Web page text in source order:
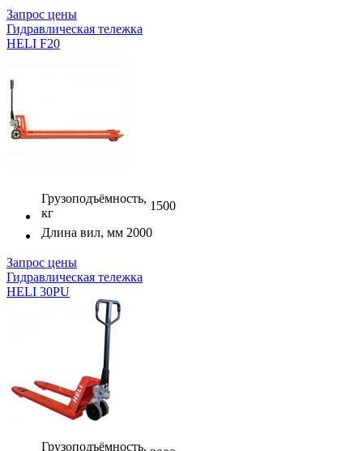
Запрос цены
Гидравлическая тележка
HELI F20
Грузоподъёмность,
кг
1500
Длина вил, мм 2000
Запрос цены
Гидравлическая тележка
HELI 30PU
Грузоподъёмность,